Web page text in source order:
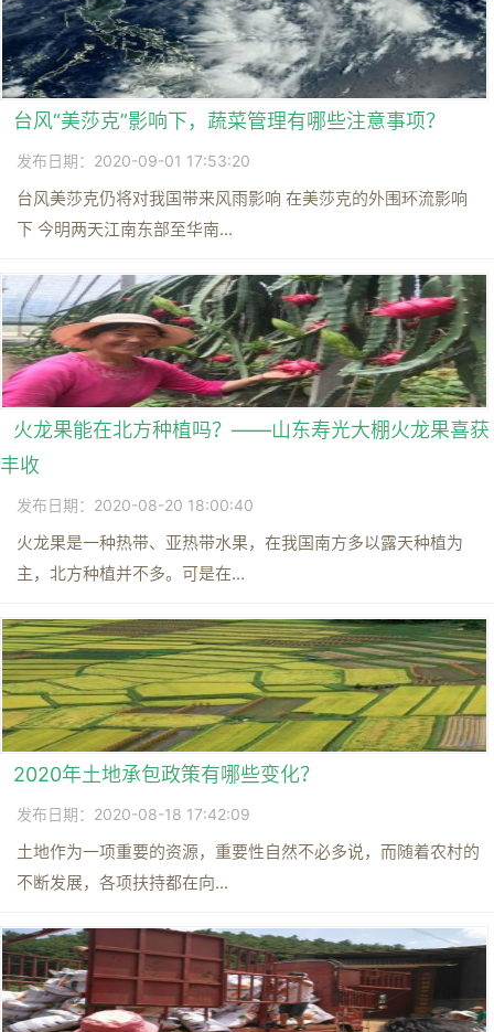
台风“美莎克”影响下，蔬菜管理有哪些注意事项？
发布日期：2020-09-01 17:53:20
台风美莎克仍将对我国带来风雨影响 在美莎克的外围环流影响
下 今明两天江南东部至华南...
火龙果能在北方种植吗？——山东寿光大棚火龙果喜获
丰收
发布日期：2020-08-20 18:00:40
火龙果是一种热带、亚热带水果，在我国南方多以露天种植为
主，北方种植并不多。可是在...
2020年土地承包政策有哪些变化？
发布日期：2020-08-18 17:42:09
土地作为一项重要的资源，重要性自然不必多说，而随着农村的
不断发展，各项扶持都在向...